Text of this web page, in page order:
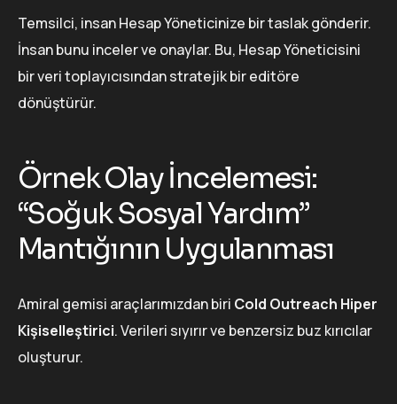
Temsilci, insan Hesap Yöneticinize bir taslak gönderir.
İnsan bunu inceler ve onaylar. Bu, Hesap Yöneticisini
bir veri toplayıcısından stratejik bir editöre
dönüştürür.
Örnek Olay İncelemesi:
“Soğuk Sosyal Yardım”
Mantığının Uygulanması
Amiral gemisi araçlarımızdan biri Cold Outreach Hiper
Kişiselleştirici. Verileri sıyırır ve benzersiz buz kırıcılar
oluşturur.